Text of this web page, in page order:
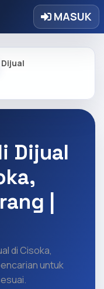
MASUK
Dijual
Dijual
|
di Cisoka,
untuk